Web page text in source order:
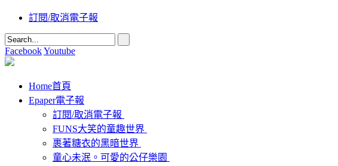
訂閱/取消電子報
FacebookYoutube
Home首頁
Epaper電子報
訂閱/取消電子報
FUNS大笑的童趣世界
裹著糖衣的黑暗世界
童心未泯。可愛的公仔樂園